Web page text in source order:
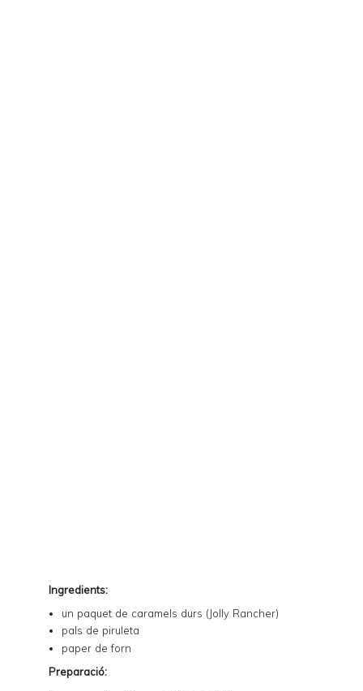
Ingredients:
un paquet de caramels durs (Jolly Rancher)
pals de piruleta
paper de forn
Preparació: